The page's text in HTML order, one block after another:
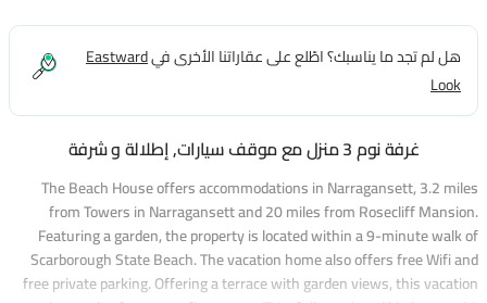
هل لم تجد ما يناسبك؟ اطّلع على عقاراتنا الأخرى فيEastward
Look
غرفة نوم 3 منزل مع موقف سيارات, إطلالة و شرفة
The Beach House offers accommodations in Narragansett, 3.2 miles
from Towers in Narragansett and 20 miles from Rosecliff Mansion.
Featuring a garden, the property is located within a 9-minute walk of
Scarborough State Beach. The vacation home also offers free Wifi and
free private parking. Offering a terrace with garden views, this vacation